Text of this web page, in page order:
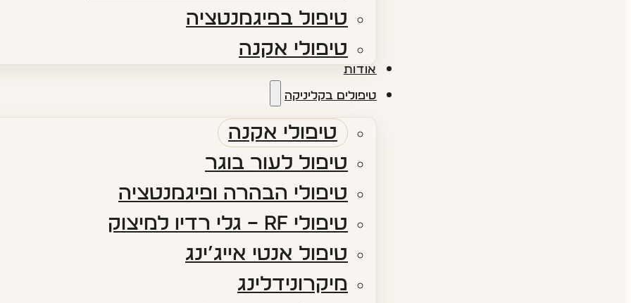
טיפול בפיגמנטציה
טיפולי אקנה
אודות​
טיפולים בקליניקה
טיפולי אקנה
טיפול לעור בוגר
טיפולי הבהרה ופיגמנטציה​
טיפולי RF​ – גלי רדיו למיצוק
טיפול אנטי אייג’ינג​
מיקרונידלינג